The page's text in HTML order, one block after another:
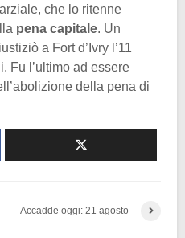
che lo ritenne
pena capitale. Un
a Fort d’Ivry l’11
Fu l’ultimo ad essere
della pena di
Accadde oggi: 21 agosto